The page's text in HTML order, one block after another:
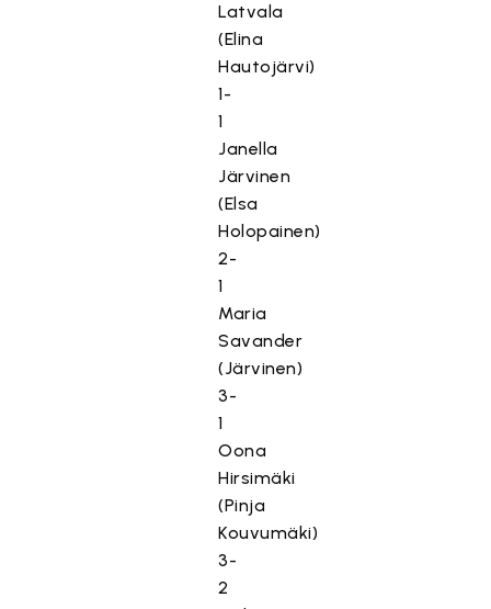
Latvala
(Elina
Hautojärvi)
1-
1
Janella
Järvinen
(Elsa
Holopainen)
2-
1
Maria
Savander
(Järvinen)
3-
1
Oona
Hirsimäki
(Pinja
Kouvumäki)
3-
2